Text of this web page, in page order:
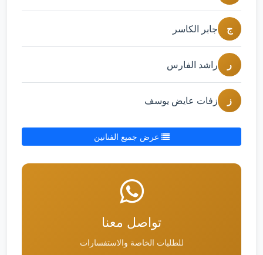
ج جابر الكاسر
ر راشد الفارس
ز زفات عايض يوسف
عرض جميع الفنانين
تواصل معنا
للطلبات الخاصة والاستفسارات